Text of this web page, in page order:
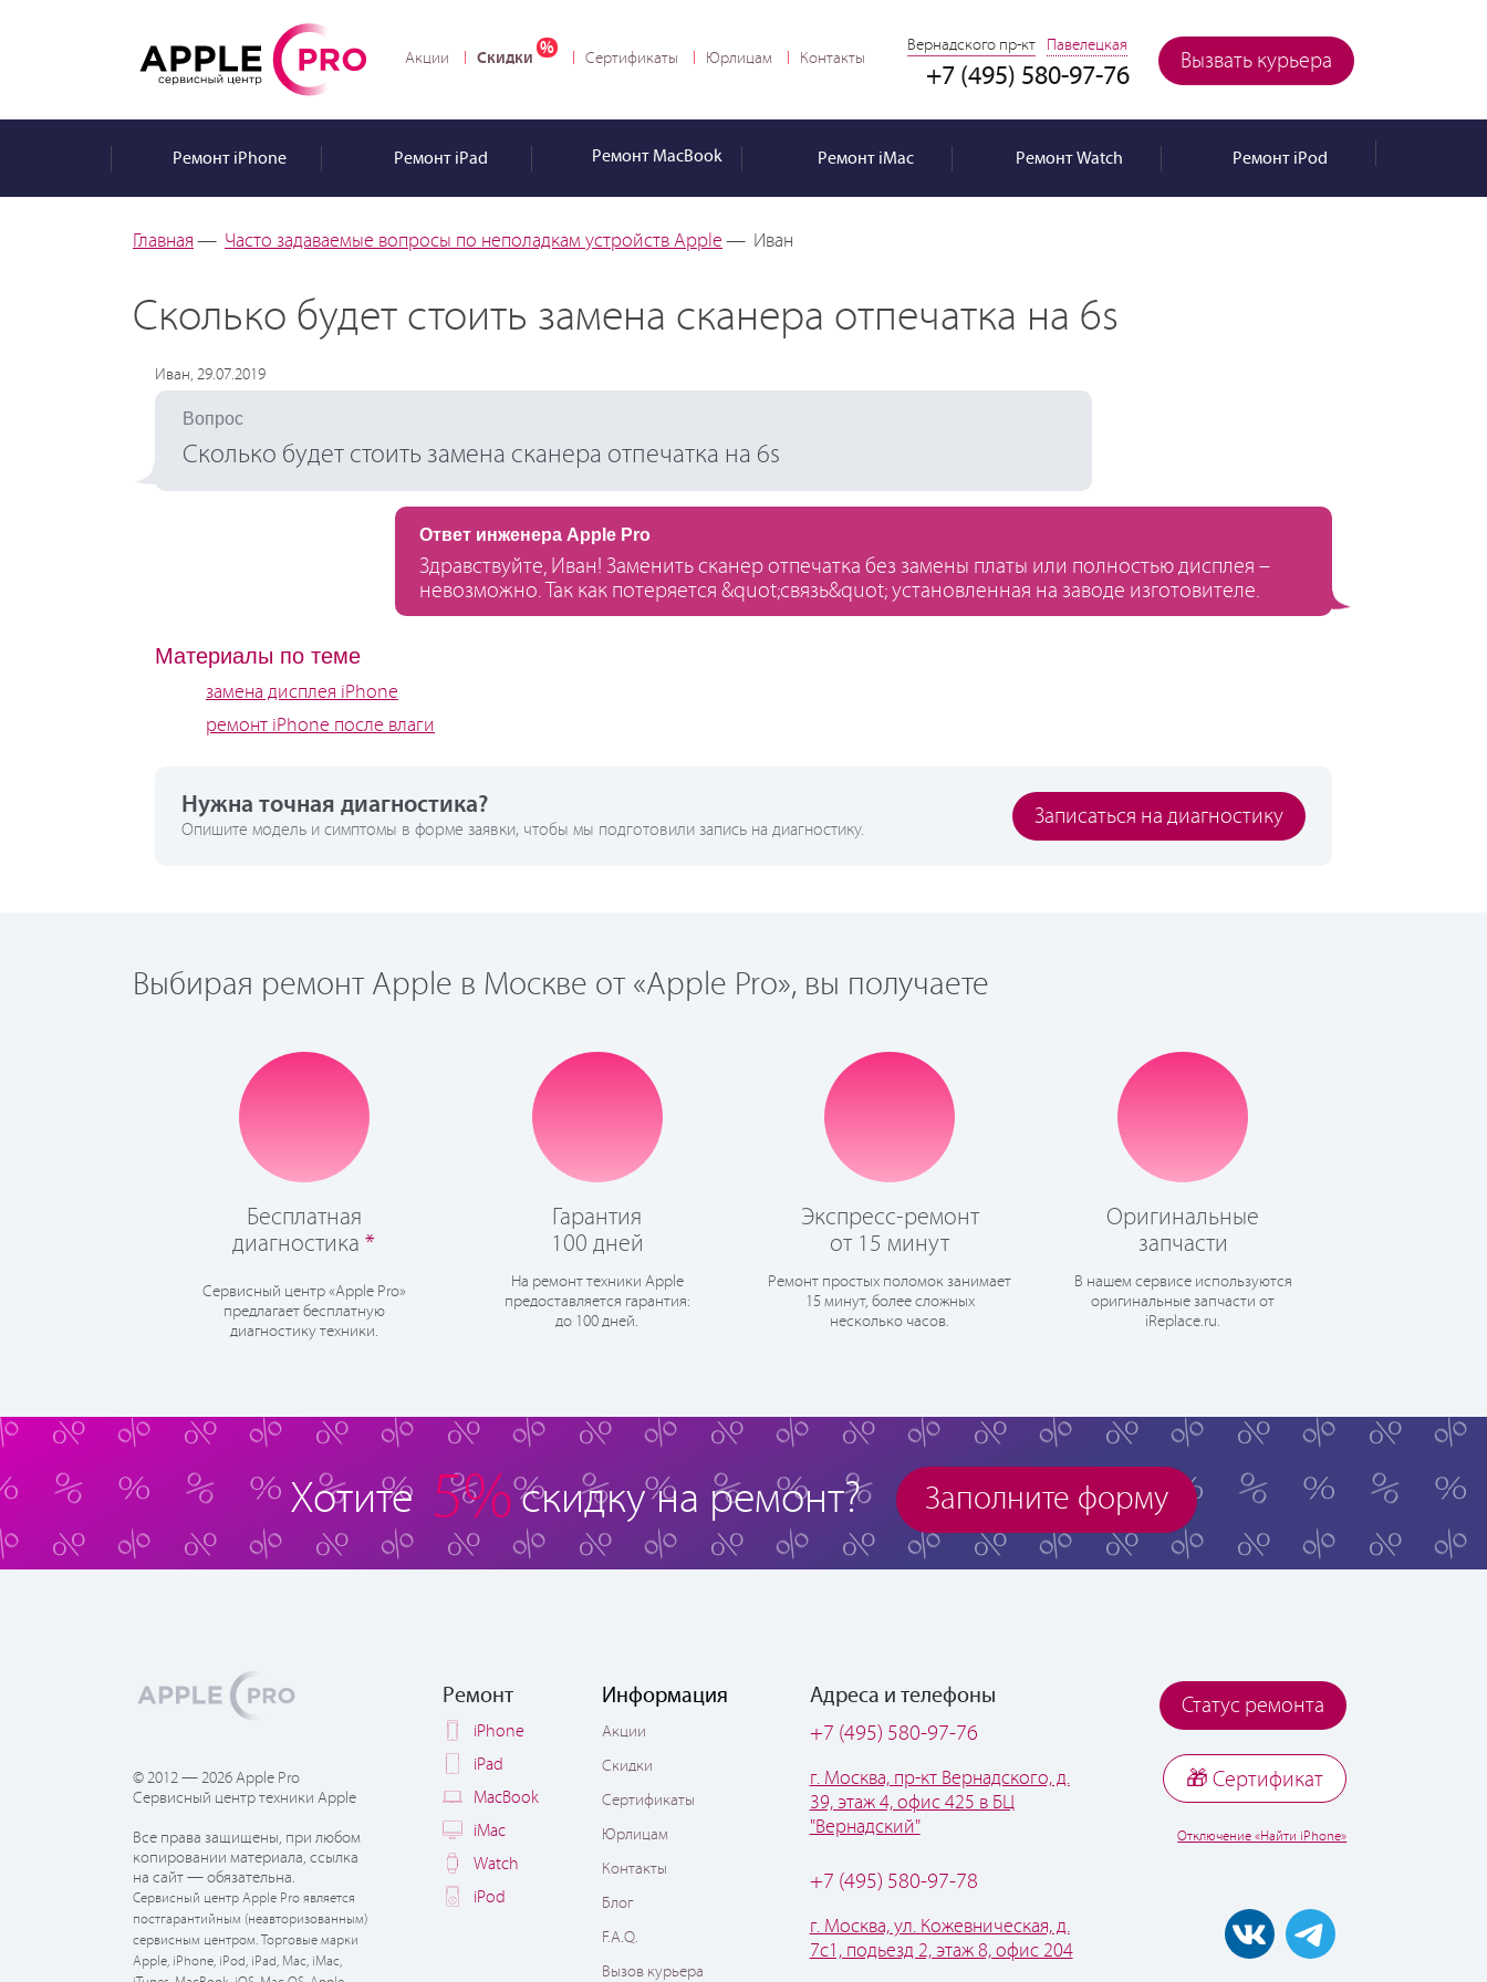
Вызвать курьера
Вернадского пр-кт Павелецкая
+7 (495) 580-97-76
Акции Скидки Сертификаты Юрлицам Контакты
РемонтiPhone РемонтiPad Ремонт MacBook РемонтiMac РемонтWatch РемонтiPod
Главная — Часто задаваемые вопросы по неполадкам устройств Apple — Иван
Сколько будет стоить замена сканера отпечатка на 6s
Иван, 29.07.2019
Вопрос
Сколько будет стоить замена сканера отпечатка на 6s
Ответ инженера Apple Pro
Здравствуйте, Иван! Заменить сканер отпечатка без замены платы или полностью дисплея –
невозможно. Так как потеряется &quot;связь&quot; установленная на заводе изготовителе.
Материалы по теме
замена дисплея iPhone
ремонт iPhone после влаги
Нужна точная диагностика?
Опишите модель и симптомы в форме заявки, чтобы мы подготовили запись на диагностику.
Записаться на диагностику
Выбирая ремонт Apple в Москве от «Apple Pro», вы получаете
Бесплатная
диагностика*
Сервисный центр «Apple Pro»
предлагает бесплатную
диагностику техники.
Гарантия
100 дней
На ремонт техники Apple
предоставляется гарантия:
до 100 дней.
Экспресс-ремонт
от 15 минут
Ремонт простых поломок занимает
15 минут, более сложных
несколько часов.
Оригинальные
запчасти
В нашем сервисе используются
оригинальные запчасти от
iReplace.ru.
Хотите 5% скидку на ремонт? Заполните форму
© 2012 — 2026 Apple Pro
Сервисный центр техники Apple
Все права защищены, при любом
копировании материала, ссылка
на сайт — обязательна.
Сервисный центр Apple Pro является
постгарантийным (неавторизованным)
сервисным центром. Торговые марки
Apple, iPhone, iPod, iPad, Mac, iMac,
Ремонт
iPhone
iPad
MacBook
iMac
Watch
iPod
Информация
Акции
Скидки
Сертификаты
Юрлицам
Контакты
Блог
F.A.Q.
Вызов курьера
Адреса и телефоны
+7 (495) 580-97-76
г. Москва, пр-кт Вернадского, д.
39, этаж 4, офис 425 в БЦ
"Вернадский"
+7 (495) 580-97-78
г. Москва, ул. Кожевническая, д.
7с1, подьезд 2, этаж 8, офис 204
Статус ремонта
🎁 Cертификат
Отключение «Найти iPhone»